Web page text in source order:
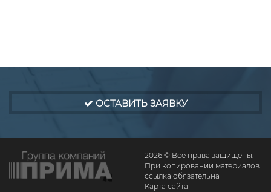
ОСТАВИТЬ ЗАЯВКУ
2026 © Все права защищены.
При копировании материалов
ссылка обязательна
Карта сайта